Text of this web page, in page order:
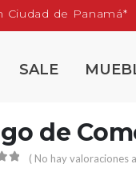
Ciudad de Panamá*
SALE
de
( No hay valoraciones